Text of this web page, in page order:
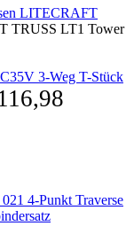
LITECRAFT
TRUSS LT1 Tower
3-Weg T-Stück
4-Punkt Traverse